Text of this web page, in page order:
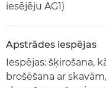
iesējēju AG1)
Apstrādes iespējas
Iespējas: šķirošana,
brošēšana ar